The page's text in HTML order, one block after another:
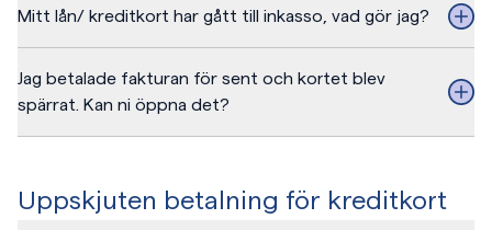
Mitt lån/ kreditkort har gått till inkasso, vad gör jag?
Jag betalade fakturan för sent och kortet blev
spärrat. Kan ni öppna det?
Uppskjuten betalning för kreditkort